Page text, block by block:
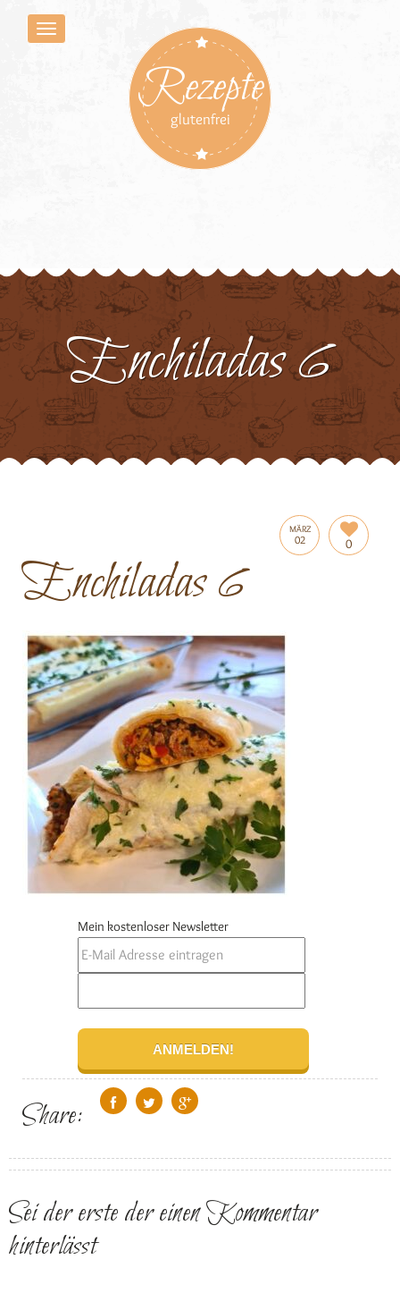
Rezepte
glutenfrei
Enchiladas 6
MÄRZ
02 0
Enchiladas 6
Mein kostenloser Newsletter
Share:
Sei der erste der einen Kommentar
hinterlässt